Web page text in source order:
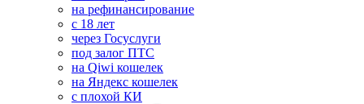
на рефинансирование
с 18 лет
через Госуслуги
под залог ПТС
на Qiwi кошелек
на Яндекс кошелек
с плохой КИ